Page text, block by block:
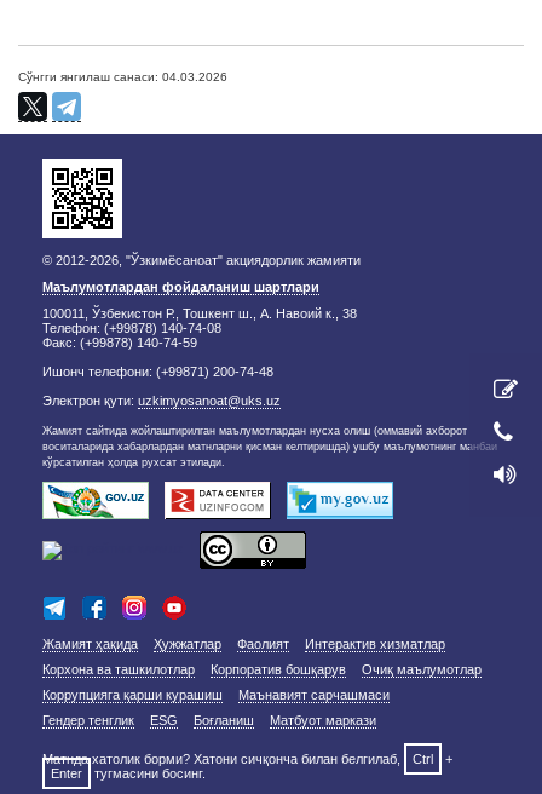
Сўнгги янгилаш санаси: 04.03.2026
© 2012-2026, "Ўзкимёсаноат" акциядорлик жамияти
Маълумотлардан фойдаланиш шартлари
100011, Ўзбекистон Р., Тошкент ш., А. Навоий к., 38
Телефон: (+99878) 140-74-08
Факс: (+99878) 140-74-59
Ишонч телефони: (+99871) 200-74-48
Электрон қути: uzkimyosanoat@uks.uz
Жамият сайтида жойлаштирилган маълумотлардан нусха олиш (оммавий ахборот
воситаларида хабарлардан матнларни қисман келтиришда) ушбу маълумотнинг манбаи
кўрсатилган ҳолда рухсат этилади.
Жамият ҳақида Ҳужжатлар Фаолият
Интерактив хизматлар
Корхона ва ташкилотлар
Корпоратив бошқарув
Очиқ маълумотлар
Коррупцияга қарши курашиш
Маънавият сарчашмаси
Гендер тенглик
ESG Боғланиш Матбуот маркази
Матнда хатолик борми? Хатони сичқонча билан белгилаб, Ctrl
+
Enter
тугмасини босинг.